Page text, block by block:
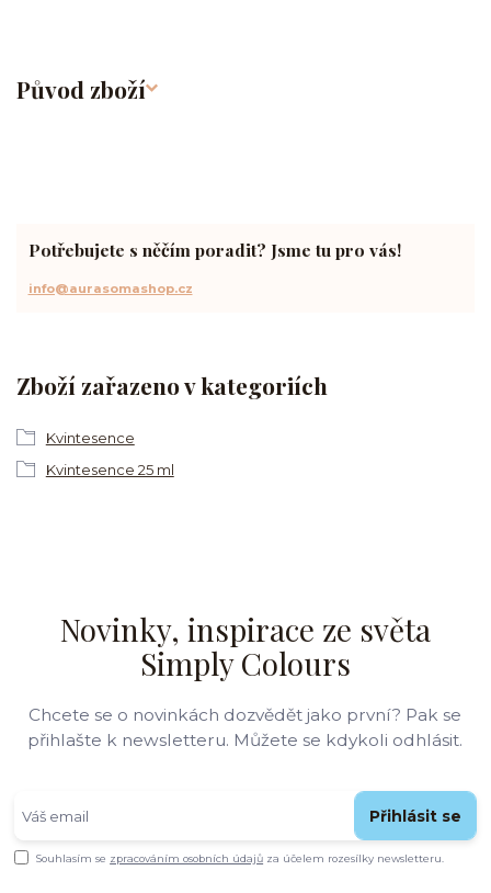
Původ zboží
Zboží zařazeno v kategoriích
Kvintesence
Kvintesence 25 ml
Potřebujete s něčím poradit? Jsme tu pro vás!
info@aurasomashop.cz
Novinky, inspirace ze světa
Simply Colours
Chcete se o novinkách dozvědět jako první? Pak se
přihlašte k newsletteru. Můžete se kdykoli odhlásit.
Přihlásit se
Souhlasím se zpracováním osobních údajů za účelem rozesílky newsletteru.